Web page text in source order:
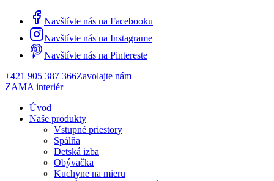
Navštívte nás na Facebooku
Navštívte nás na Instagrame
Navštívte nás na Pintereste
+421 905 387 366Zavolajte nám
ZAMA interiér
Úvod
Naše produkty
Vstupné priestory
Spálňa
Detská izba
Obývačka
Kuchyne na mieru